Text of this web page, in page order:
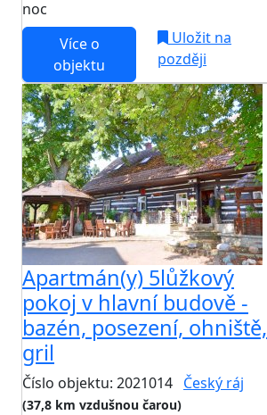
noc
Více o
objektu
Uložit na
později
Apartmán(y) 5lůžkový
pokoj v hlavní budově -
bazén, posezení, ohniště,
gril
Číslo objektu: 2021014 Český ráj
(37,8 km vzdušnou čarou)